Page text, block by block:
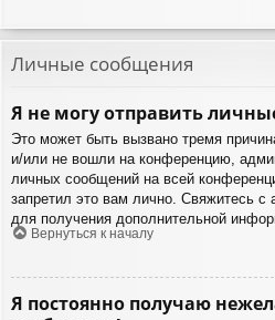
Личные сообщения
Я не могу отправить
Это может быть вызвано тремя
и/или не вошли на конференцию,
личных сообщений на всей
запретил это вам лично. Свяжитесь с
для получения дополнительной
Вернуться к началу
Я постоянно получаю